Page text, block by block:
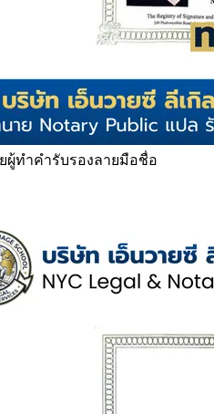
ผู้ทำคำรับรองลายมือชื่อ